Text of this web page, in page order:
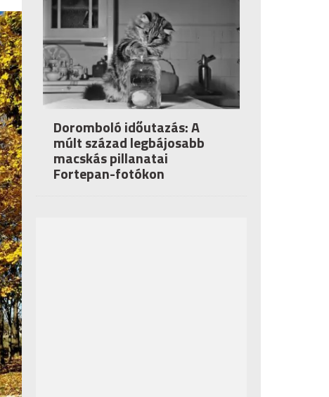
Doromboló időutazás: A
múlt század legbájosabb
macskás pillanatai
Fortepan-fotókon